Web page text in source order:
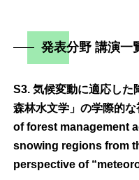
発表分野 講演一
S3. 気候変動に適応した
森林水文学」の学際的
of forest management
snowing regions from
perspective of